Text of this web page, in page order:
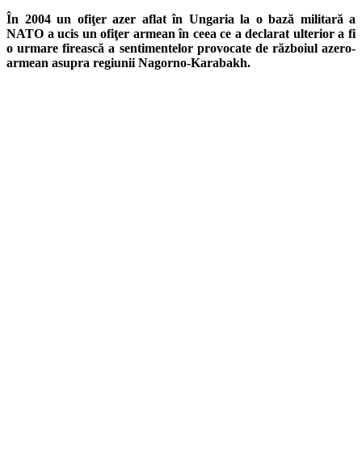
În 2004 un ofiţer azer aflat în Ungaria la o bază militară a
NATO a ucis un ofiţer armean în ceea ce a declarat ulterior a fi
o urmare firească a sentimentelor provocate de războiul azero-
armean asupra regiunii Nagorno-Karabakh.